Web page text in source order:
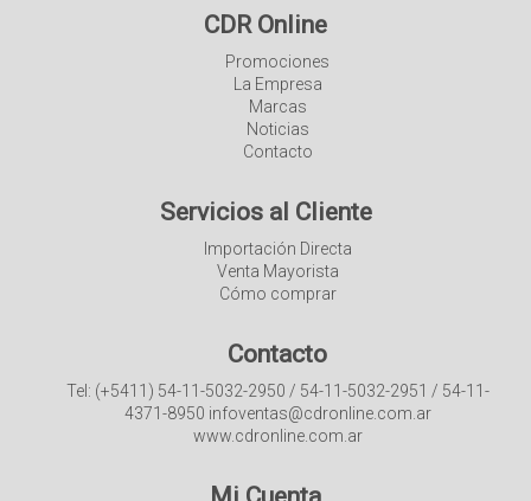
CDR Online
Promociones
La Empresa
Marcas
Noticias
Contacto
Servicios al Cliente
Importación Directa
Venta Mayorista
Cómo comprar
Contacto
Tel: (+5411) 54-11-5032-2950 / 54-11-5032-2951 / 54-11-
4371-8950 infoventas@cdronline.com.ar
www.cdronline.com.ar